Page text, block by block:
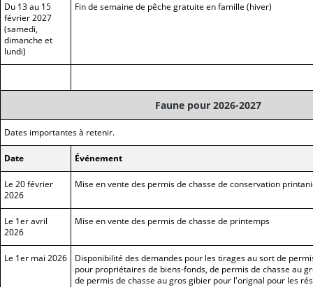
Du 13 au 15
février 2027
(samedi,
dimanche et
lundi)
Fin de semaine de pêche gratuite en famille (hiver)
Faune pour 2026-2027
Dates importantes à retenir.
Date Événement
Le 20 février
2026
Mise en vente des permis de chasse de conservation
Le 1er avril
2026
Mise en vente des permis de chasse de printemps
Le 1er mai 2026
Disponibilité des demandes pour les tirages au sort de
pour propriétaires de biens-fonds, de permis de chasse au
de permis de chasse au gros gibier pour l'orignal pour les